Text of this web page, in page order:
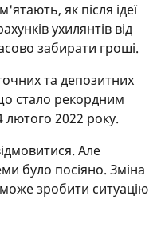
як після ідеї
ухилянтів від
забирати гроші.
та депозитних
стало рекордним
2022 року.
Але
було посіяно. Зміна
зробити ситуацію